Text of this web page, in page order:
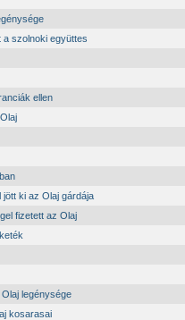
a szolnoki együttes
ellen
ki az Olaj gárdája
fizetett az Olaj
legénysége
kosarasai